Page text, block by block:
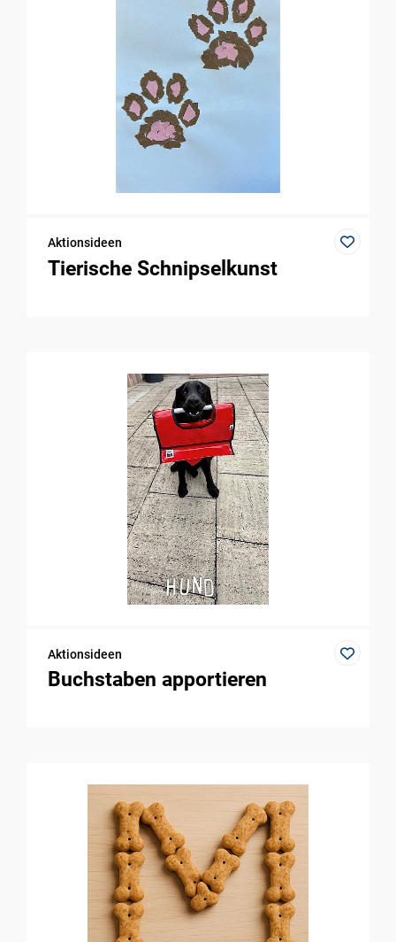
Aktionsideen
Tierische Schnipselkunst
Aktionsideen
Buchstaben apportieren